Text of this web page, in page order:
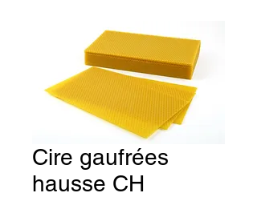
Cire gaufrées
hausse CH